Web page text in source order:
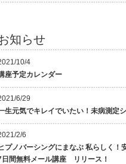
知らせ
10/4
座予定カレンダー
6/29
生元気でキレイでいたい！未病測定
2/6
プノバーシングにまなぶ 私らしく！
日間無料メール講座 リリース！